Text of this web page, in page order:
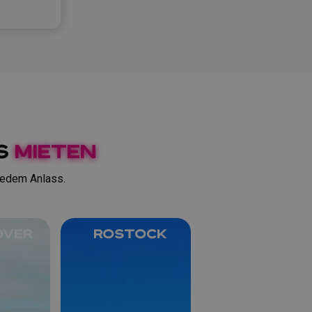
mieten
Anlass.
Rostock